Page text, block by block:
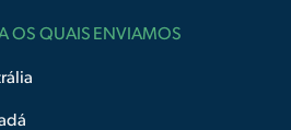
OS QUAIS ENVIAMOS